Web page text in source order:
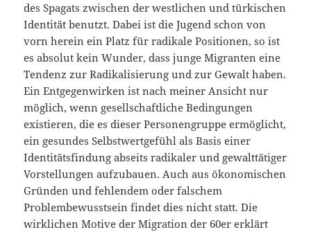
des Spagats zwischen der westlichen und türkischen
Identität benutzt. Dabei ist die Jugend schon von
vorn herein ein Platz für radikale Positionen, so ist
es absolut kein Wunder, dass junge Migranten eine
Tendenz zur Radikalisierung und zur Gewalt haben.
Ein Entgegenwirken ist nach meiner Ansicht nur
möglich, wenn gesellschaftliche Bedingungen
existieren, die es dieser Personengruppe ermöglicht,
ein gesundes Selbstwertgefühl als Basis einer
Identitätsfindung abseits radikaler und gewalttätiger
Vorstellungen aufzubauen. Auch aus ökonomischen
Gründen und fehlendem oder falschem
Problembewusstsein findet dies nicht statt. Die
wirklichen Motive der Migration der 60er erklärt